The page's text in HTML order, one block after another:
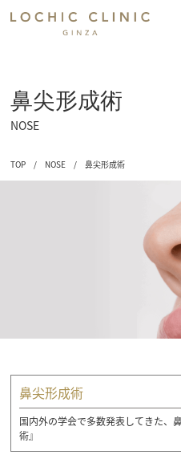
鼻尖形成術
NOSE
TOP / NOSE / 鼻尖形成術
鼻尖形成術
国内外の学会で多数発表してきた、
術』